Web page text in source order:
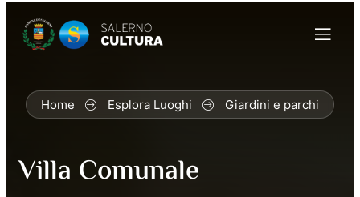
Home Esplora Luoghi Giardini e parchi
Villa Comunale